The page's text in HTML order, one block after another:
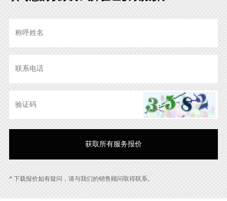
* 下载报价如有疑问，请与我们的销售顾问取得联系。